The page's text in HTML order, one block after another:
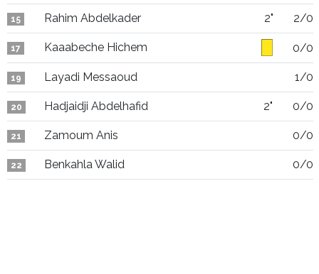
15 Rahim Abdelkader 2" 2/0
17 Kaaabeche Hichem 0/0
19 Layadi Messaoud 1/0
20 Hadjaidji Abdelhafid 2" 0/0
21 Zamoum Anis 0/0
22 Benkahla Walid 0/0